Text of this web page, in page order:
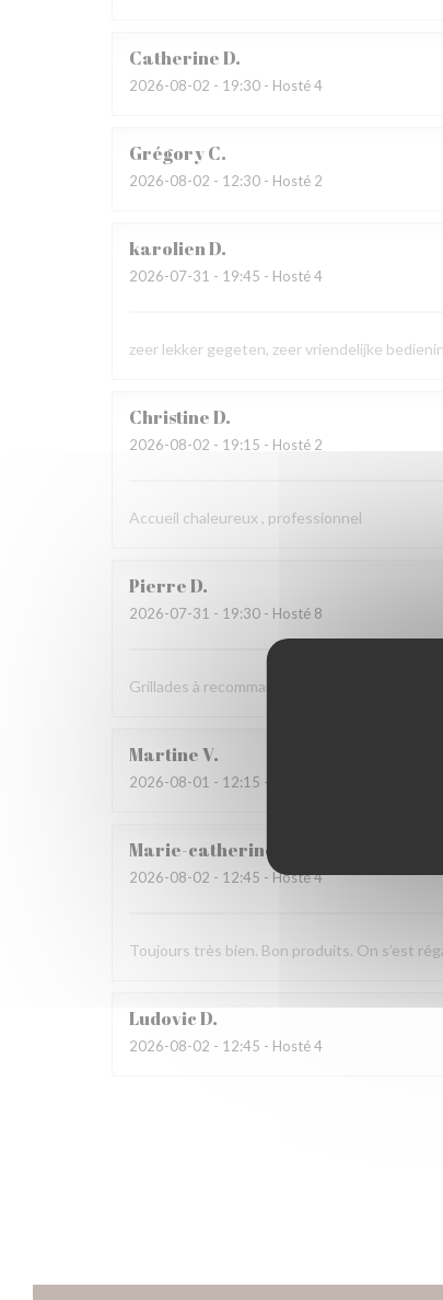
CatherineD
2026-08-02 - 19:30 - Hosté 4
GrégoryC
2026-08-02 - 12:30 - Hosté 2
karolienD
2026-07-31 - 19:45 - Hosté 4
zeer lekker gegeten, zeer vriendelijke
ChristineD
2026-08-02 - 19:15 - Hosté 2
Accueil chaleureux , professionnel
PierreD
2026-07-31 - 19:30 - Hosté 8
Grillades à recommander
MartineV
2026-08-01 - 12:15 - Hosté 2
Marie-catherine
2026-08-02 - 12:45 - Hosté 4
Toujours très bien. Bon produits. On s’est
LudovicD
2026-08-02 - 12:45 - Hosté 4